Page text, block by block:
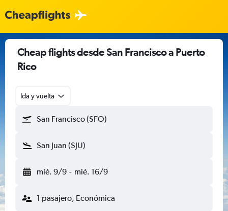
Cheap flights desde San Francisco a Puerto
Rico
Ida y vuelta
San Francisco (SFO)
San Juan (SJU)
mié. 9/9 - mié. 16/9
1 pasajero, Económica